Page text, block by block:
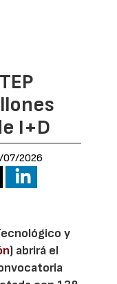
I+D
07/2026
y
) abrirá el